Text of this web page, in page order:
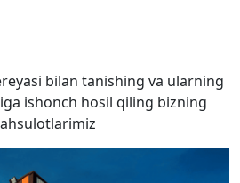
bilan tanishing va ularning
ishonch hosil qiling bizning